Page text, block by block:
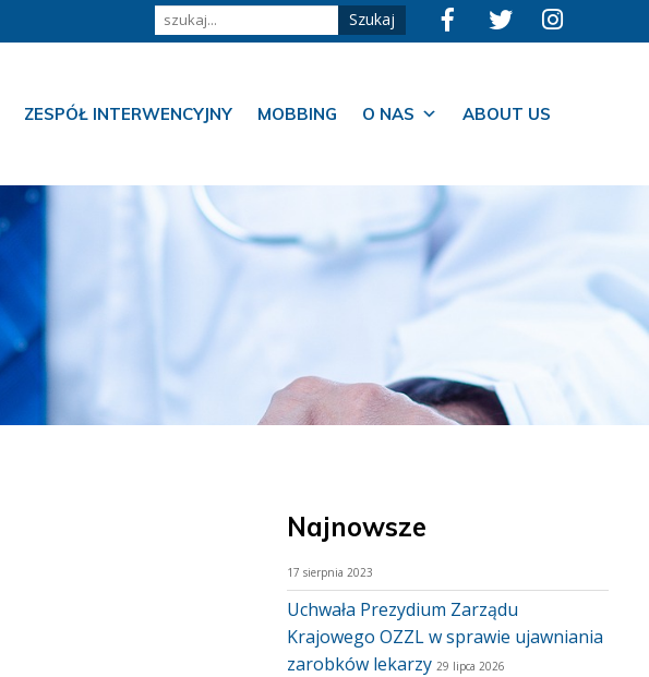
ZESPÓŁ INTERWENCYJNY MOBBING O NAS ABOUT US
Najnowsze
17 sierpnia 2023
Uchwała Prezydium Zarządu
Krajowego OZZL w sprawie ujawniania
zarobków lekarzy 29 lipca 2026